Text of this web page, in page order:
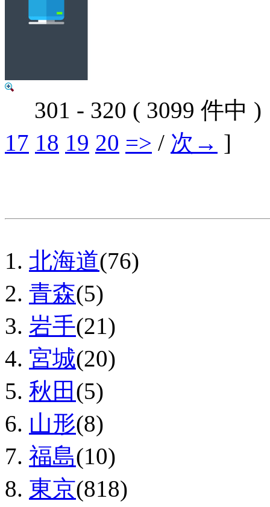
301 - 320 ( 3099 件
17 18 19 20 => / 次→ ]
北海道(76)
青森(5)
岩手(21)
宮城(20)
秋田 (5)
山形(8)
福島(10)
東京(818)